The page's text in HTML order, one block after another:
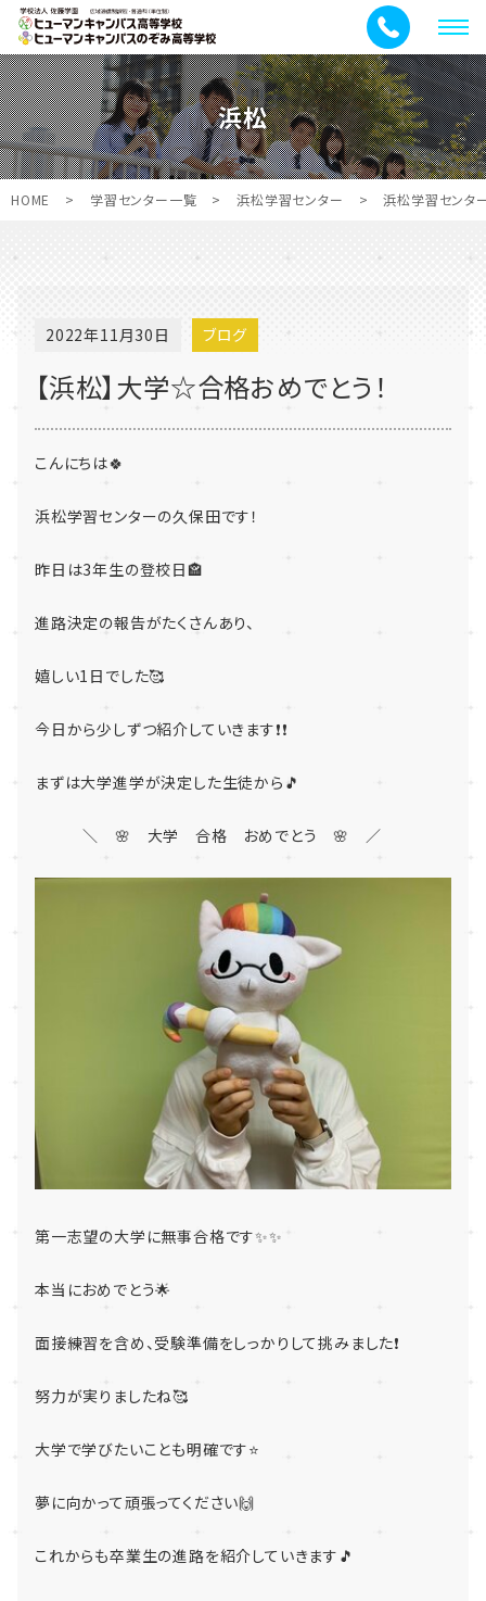
メ
ニ
ュ
ー
浜松
HOME > 学習センター一覧 > 浜松学習センター > 浜松学習センタ
2022年11月30日 ブログ
【浜松】大学☆合格おめでとう！
こんにちは🍀
浜松学習センターの久保田です！
昨日は3年生の登校日🏤
進路決定の報告がたくさんあり、
嬉しい1日でした🥰
今日から少しずつ紹介していきます❗❗
まずは大学進学が決定した生徒から🎵
＼ 🌸 大学 合格 おめでとう 🌸 ／
第一志望の大学に無事合格です✨✨
本当におめでとう🌟
面接練習を含め、受験準備をしっかりして挑みました❗
努力が実りましたね🥰
大学で学びたいことも明確です⭐
夢に向かって頑張ってください🙌
これからも卒業生の進路を紹介していきます🎵